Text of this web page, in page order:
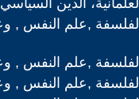
العلمانية، الدين
الفلسفة ,علم النفس ,
الفلسفة ,علم النفس ,
الفلسفة ,علم النفس ,